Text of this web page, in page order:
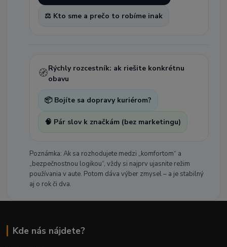
⚖️ Kto sme a prečo to robíme inak
🧭Rýchly rozcestník: ak riešite konkrétnu
obavu
📦 Bojíte sa dopravy kuriérom?
🧠 Pár slov k značkám (bez marketingu)
Poznámka: Ak sa rozhodujete medzi „komfortom“ a
„bezpečnostnou logikou“, vždy si najprv ujasnite režim
používania v aute. Potom dáva výber zmysel – a je stabilný
aj o rok či dva.
Kde nás nájdete?